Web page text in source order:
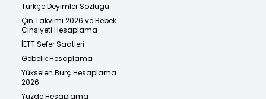
Türkçe Deyimler Sözlüğü
Çin Takvimi 2026 ve Bebek
Cinsiyeti Hesaplama
İETT Sefer Saatleri
Gebelik Hesaplama
Yükselen Burç Hesaplama
2026
Yüzde Hesaplama